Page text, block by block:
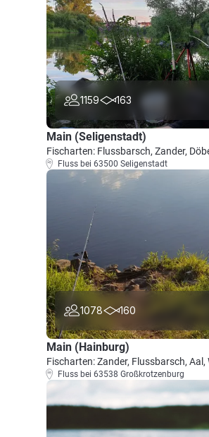
1159 163
Main (Seligenstadt)
Fischarten: Flussbarsch, Zander,
Fluss bei 63500 Seligenstadt
1078 160
Main (Hainburg)
Fischarten: Zander, Flussbarsch, Aal,
Fluss bei 63538 Großkrotzenburg